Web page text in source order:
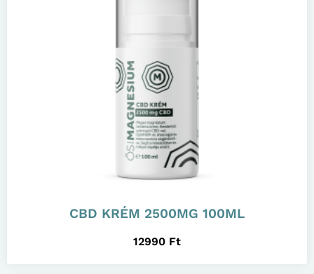
CBD KRÉM 2500MG 100ML
12990 Ft